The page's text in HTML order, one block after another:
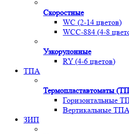
Скоростные
WС (2-14 цветов)
WСС-884 (4-8
Узкорулонные
RY (4-6 цветов)
ТПА
Термопластавтоматы
Горизонтальные
Вертикальные
ЗИП